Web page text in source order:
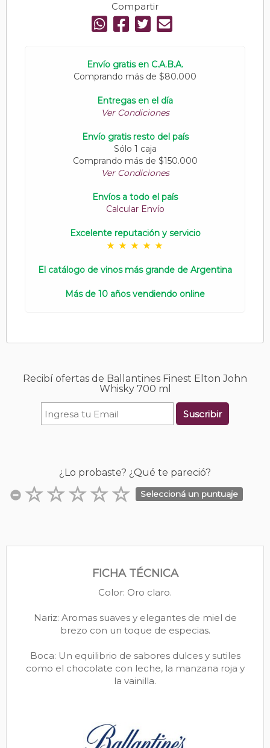
Compartir
Envío gratis en C.A.B.A.
Comprando más de $80.000
Entregas en el día
Ver Condiciones
Envío gratis resto del país
Sólo 1 caja
Comprando más de $150.000
Ver Condiciones
Envíos a todo el país
Calcular Envío
Excelente reputación y servicio
El catálogo de vinos más grande de Argentina
Más de 10 años vendiendo online
Recibí ofertas de Ballantines Finest Elton John
Whisky 700 ml
Suscribir
¿Lo probaste? ¿Qué te pareció?
Seleccioná un puntuaje
FICHA TÉCNICA
Color: Oro claro.
Nariz: Aromas suaves y elegantes de miel de
brezo con un toque de especias.
Boca: Un equilibrio de sabores dulces y sutiles
como el chocolate con leche, la manzana roja y
la vainilla.